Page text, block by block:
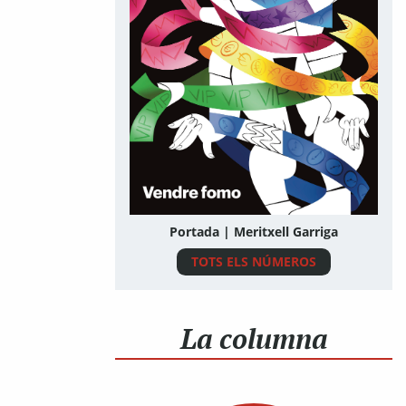
Portada | Meritxell Garriga
TOTS ELS NÚMEROS
La columna